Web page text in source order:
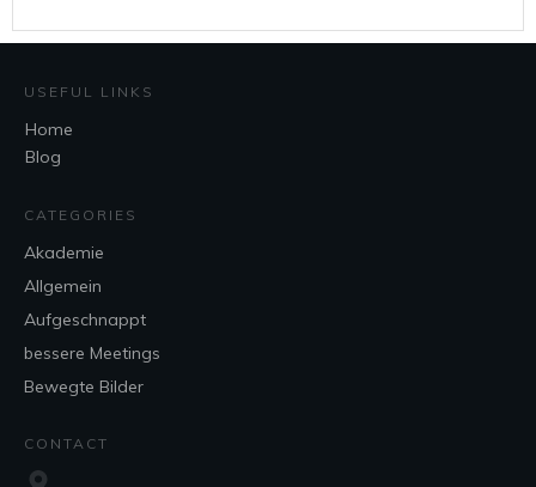
USEFUL LINKS
Home
Blog
CATEGORIES
Akademie
Allgemein
Aufgeschnappt
bessere Meetings
Bewegte Bilder
CONTACT